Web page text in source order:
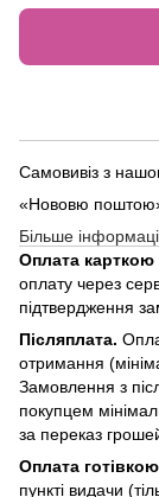
Самовивіз з
«Нововю
Більше
Оплата карткою
оплату через
підтвердження
Післяплата.
отримання
Замовлення з
покупцем
за переказ
Оплата
пункті видачи